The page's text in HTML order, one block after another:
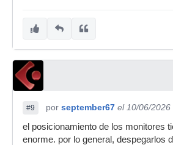
#9 por september67 el 10/06/2026
el posicionamiento de los monitores
enorme. por lo general, despegarlos